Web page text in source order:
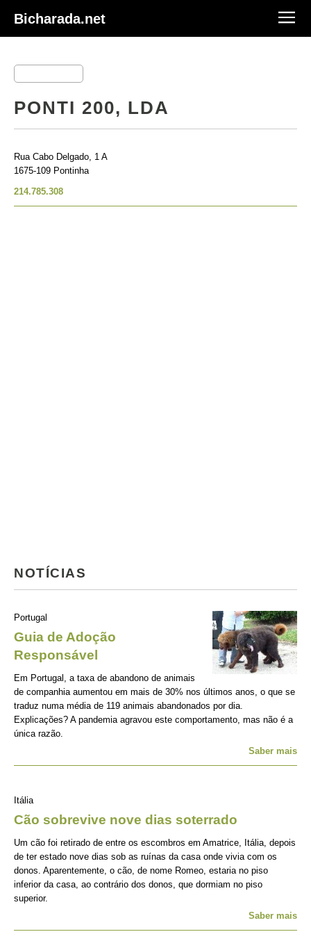
Bicharada.net
PONTI 200, LDA
Rua Cabo Delgado, 1 A
1675-109 Pontinha
214.785.308
NOTÍCIAS
Portugal
Guia de Adoção
Responsável
Em Portugal, a taxa de abandono de animais
de companhia aumentou em mais de 30% nos últimos anos, o que se
traduz numa média de 119 animais abandonados por dia.
Explicações? A pandemia agravou este comportamento, mas não é a
única razão.
Saber mais
Itália
Cão sobrevive nove dias soterrado
Um cão foi retirado de entre os escombros em Amatrice, Itália, depois
de ter estado nove dias sob as ruínas da casa onde vivia com os
donos. Aparentemente, o cão, de nome Romeo, estaria no piso
inferior da casa, ao contrário dos donos, que dormiam no piso
superior.
Saber mais